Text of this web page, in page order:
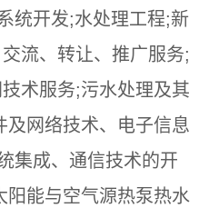
统开发;水处理工程;新
流、转让、推广服务;
术服务;污水处理及其
网络技术、电子信息
集成、通信技术的开
阳能与空气源热泵热水